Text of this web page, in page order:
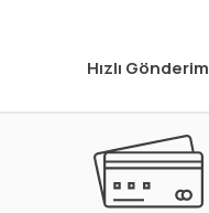
Hızlı Gönderim